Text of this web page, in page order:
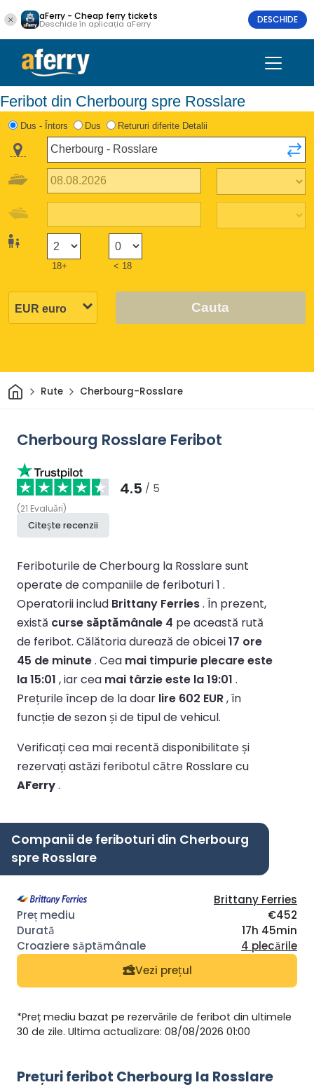
aFerry - Cheap ferry tickets
Deschide în aplicația aFerry DESCHIDE
Feribot din Cherbourg spre Rosslare
Dus - Întors Dus Retururi diferite Detalii
18+ < 18
Cauta
AcasăRute Cherbourg-Rosslare
Cherbourg Rosslare Feribot
4.5 / 5
(21 Evaluări)
Citește recenzii
Feriboturile de Cherbourg la Rosslare sunt
operate de companiile de feriboturi 1 .
Operatorii includ Brittany Ferries. În prezent,
există curse săptămânale 4 pe această rută
de feribot. Călătoria durează de obicei17 ore
45 de minute. Cea mai timpurie plecare este
la 15:01 , iar cea mai târzie este la 19:01 .
Prețurile încep de la doar lire 602 EUR, în
funcție de sezon și de tipul de vehicul.
Verificați cea mai recentă disponibilitate și
rezervați astăzi feribotul către Rosslare cu
AFerry.
Companii de feriboturi din Cherbourg
spre Rosslare
Brittany Ferries
€452
17h 45min
4 plecările
Vezi prețul
*Preț mediu bazat pe rezervările de feribot din ultimele
30 de zile. Ultima actualizare: 08/08/2026 01:00
Prețuri feribot Cherbourg la Rosslare